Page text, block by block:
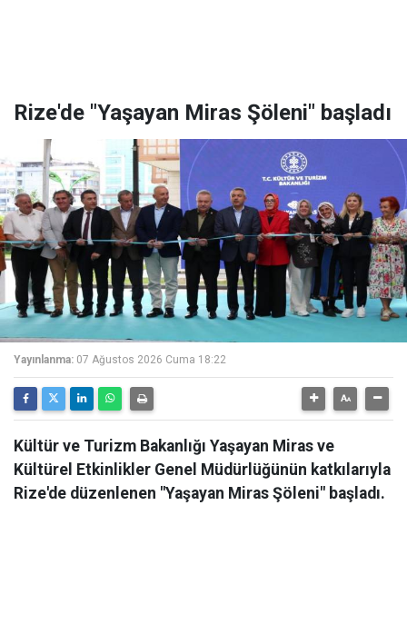
Rize'de "Yaşayan Miras Şöleni" başladı
Yayınlanma: 07 Ağustos 2026 Cuma 18:22
Kültür ve Turizm Bakanlığı Yaşayan Miras ve
Kültürel Etkinlikler Genel Müdürlüğünün katkılarıyla
Rize'de düzenlenen "Yaşayan Miras Şöleni" başladı.